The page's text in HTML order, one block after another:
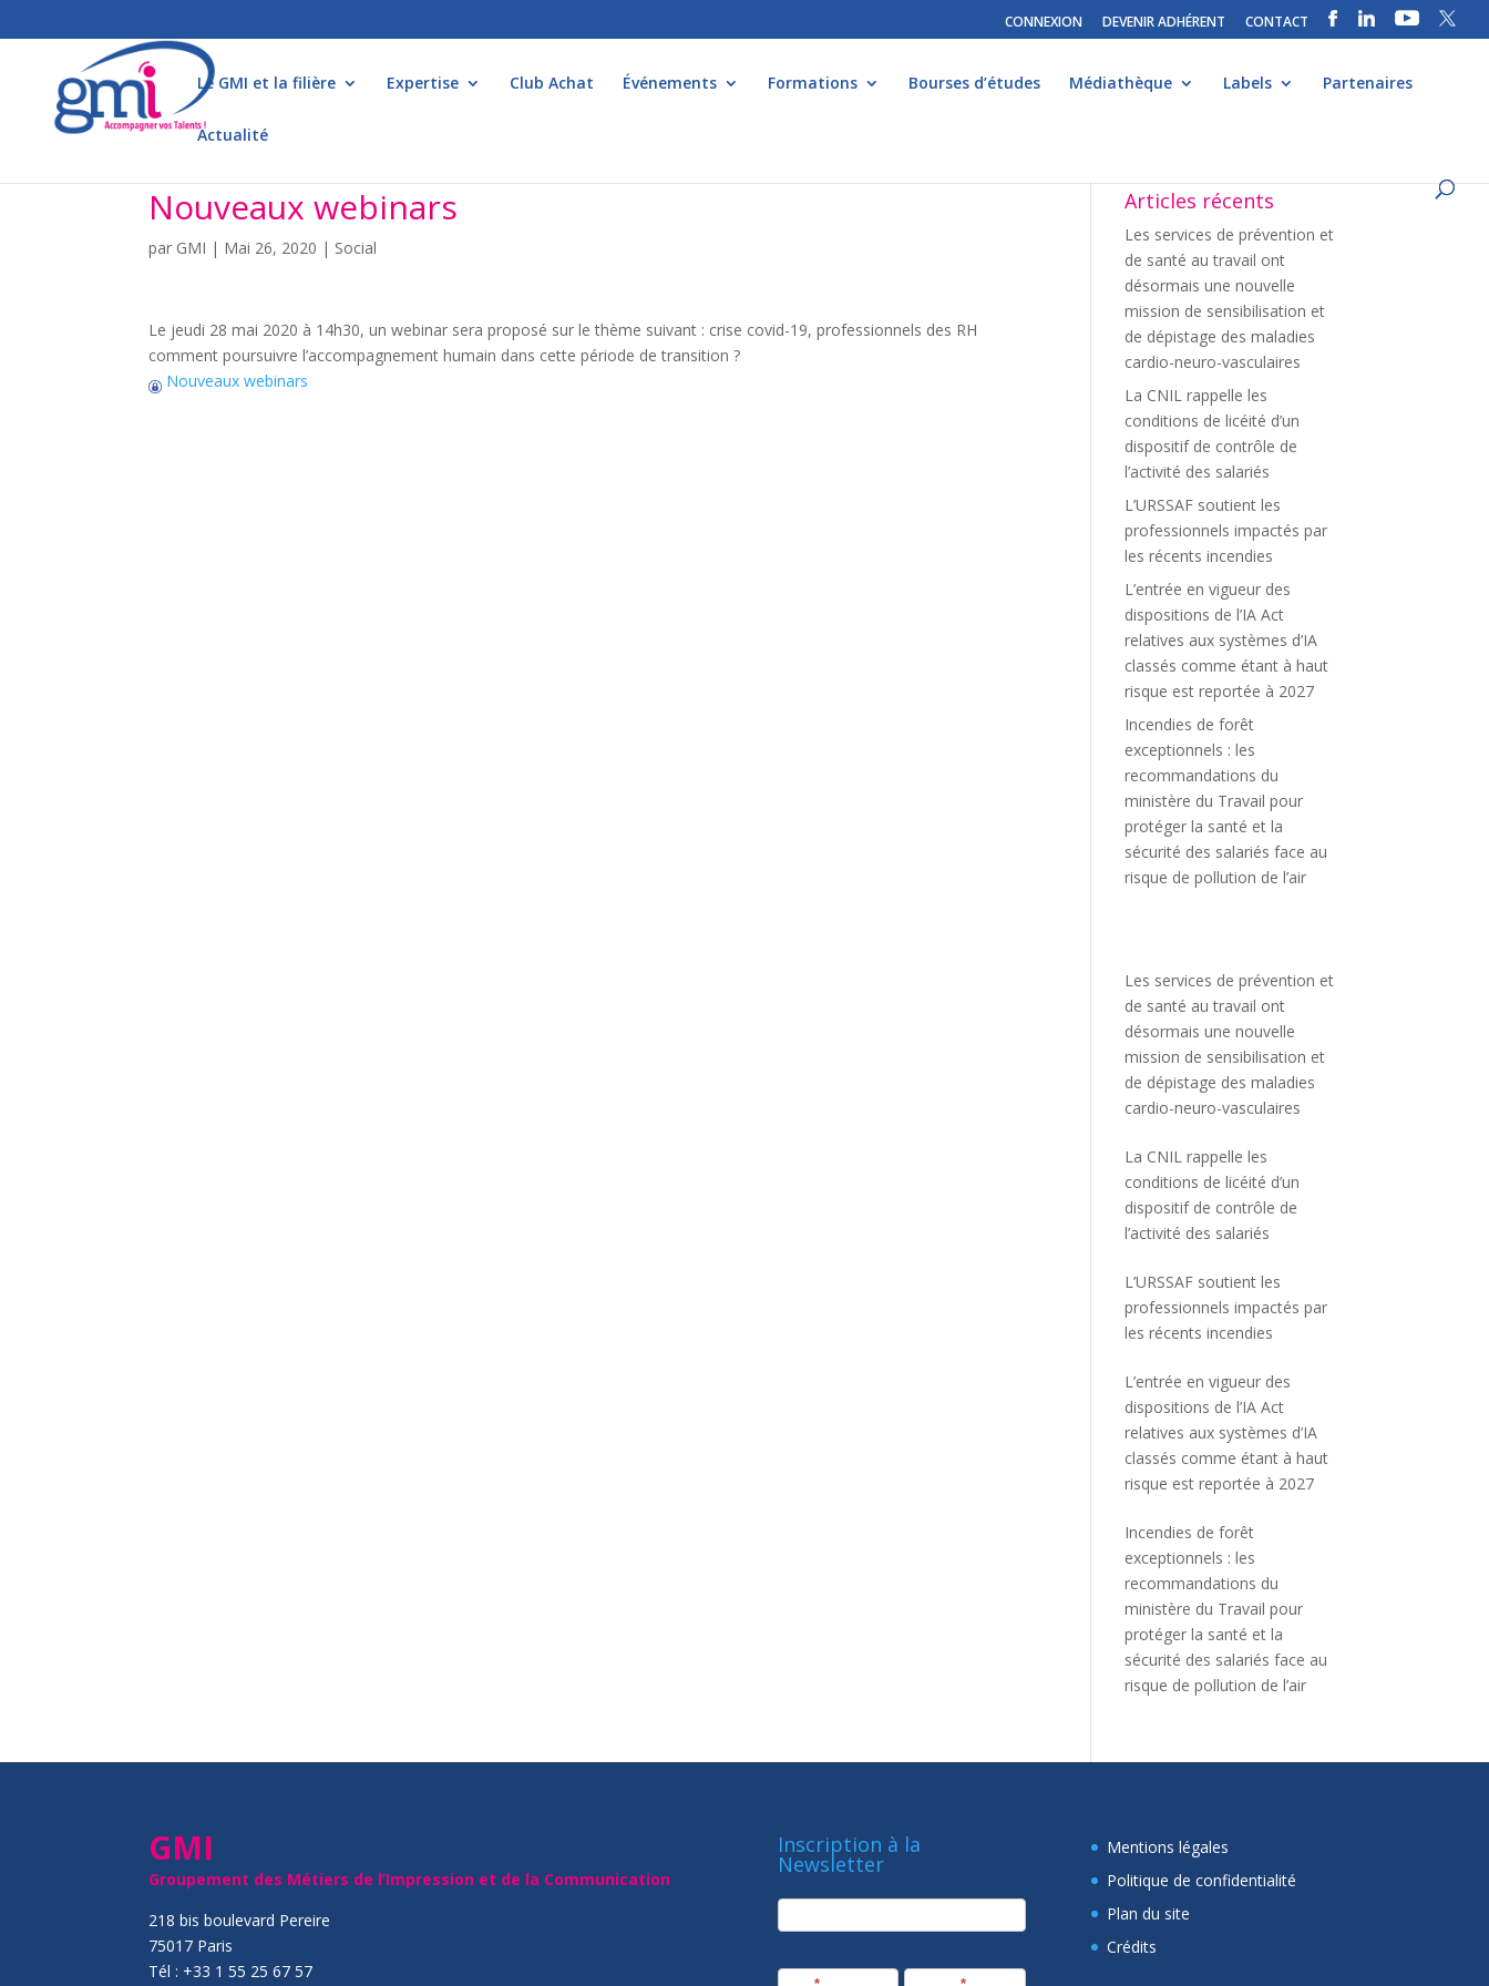
CONNEXION DEVENIR ADHÉRENT CONTACT
Le GMI et la filière Expertise Club Achat Événements Formations Bourses d’études Médiathèque Labels Partenaires
Actualité
Nouveaux webinars
par GMI | Mai 26, 2020 | Social
Le jeudi 28 mai 2020 à 14h30, un webinar sera proposé sur le thème suivant : crise covid-19, professionnels des RH
comment poursuivre l’accompagnement humain dans cette période de transition ?
Nouveaux webinars
Articles récents
Les services de prévention et
de santé au travail ont
désormais une nouvelle
mission de sensibilisation et
de dépistage des maladies
cardio-neuro-vasculaires
La CNIL rappelle les
conditions de licéité d’un
dispositif de contrôle de
l’activité des salariés
L’URSSAF soutient les
professionnels impactés par
les récents incendies
L’entrée en vigueur des
dispositions de l’IA Act
relatives aux systèmes d’IA
classés comme étant à haut
risque est reportée à 2027
Incendies de forêt
exceptionnels : les
recommandations du
ministère du Travail pour
protéger la santé et la
sécurité des salariés face au
risque de pollution de l’air
Les services de prévention et
de santé au travail ont
désormais une nouvelle
mission de sensibilisation et
de dépistage des maladies
cardio-neuro-vasculaires
La CNIL rappelle les
conditions de licéité d’un
dispositif de contrôle de
l’activité des salariés
L’URSSAF soutient les
professionnels impactés par
les récents incendies
L’entrée en vigueur des
dispositions de l’IA Act
relatives aux systèmes d’IA
classés comme étant à haut
risque est reportée à 2027
Incendies de forêt
exceptionnels : les
recommandations du
ministère du Travail pour
protéger la santé et la
sécurité des salariés face au
risque de pollution de l’air
GMI
Groupement des Métiers de l’Impression et de la Communication
218 bis boulevard Pereire
75017 Paris
Tél : +33 1 55 25 67 57
Inscription à la
Newsletter
newsletter
Mentions légales
Politique de confidentialité
Plan du site
Crédits